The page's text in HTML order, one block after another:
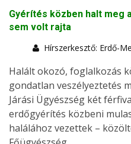
Gyérítés közben halt meg
sem volt rajta
Hírszerkesztő: Erdő-
Halált okozó, foglalkozás
gondatlan veszélyeztetés
Járási Ügyészség két
erdőgyérítés közbeni
halálához vezettek –